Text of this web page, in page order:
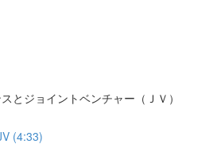
ジョイントベンチャー（ＪＶ）
(4:33)